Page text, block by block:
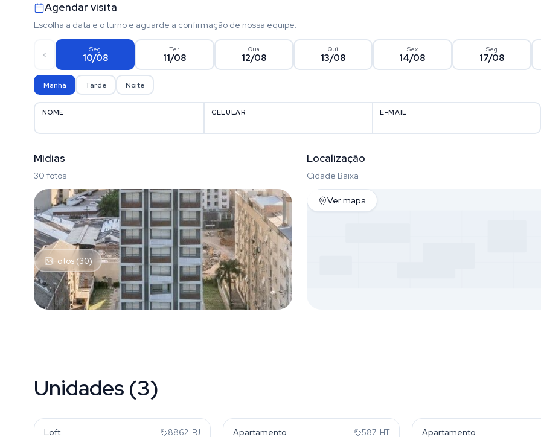
Agendar visita
Escolha a data e o turno e aguarde a confirmação de nossa equipe.
Seg
10/08
Ter
11/08
Qua
12/08
Qui
13/08
Sex
14/08
Seg
17/08
Manhã Tarde Noite
NOME CELULAR E-MAIL
Mídias
30 fotos
Fotos (30)
Localização
Cidade Baixa
Ver mapa
Unidades (3)
Loft 8862-PJ Apartamento 587-HT Apartamento